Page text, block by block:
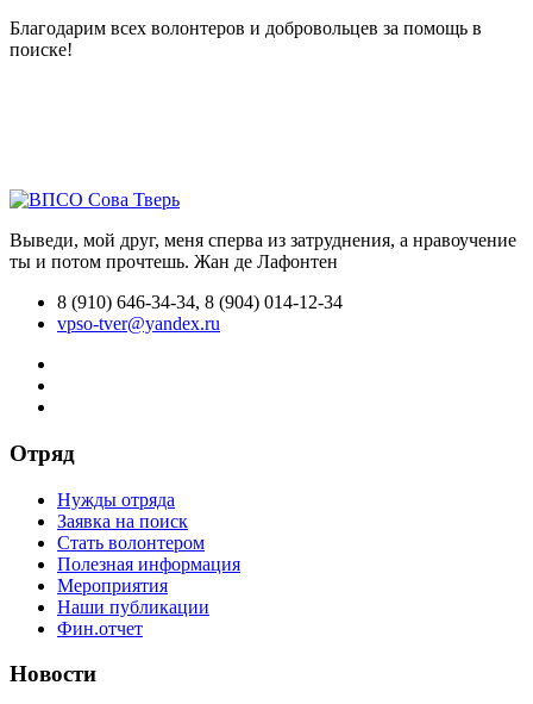
Благодарим всех волонтеров и добровольцев за помощь в
поиске!
Выведи, мой друг, меня сперва из затруднения, а нравоучение
ты и потом прочтешь. Жан де Лафонтен
8 (910) 646-34-34, 8 (904) 014-12-34
vpso-tver@yandex.ru
Отряд
Нужды отряда
Заявка на поиск
Стать волонтером
Полезная информация
Мероприятия
Наши публикации
Фин.отчет
Новости